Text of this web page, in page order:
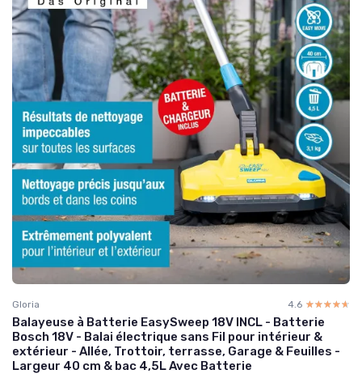
Gloria 4.6 ☆☆☆☆☆
★★★★★
Balayeuse à Batterie EasySweep 18V INCL - Batterie
Bosch 18V - Balai électrique sans Fil pour intérieur &
extérieur - Allée, Trottoir, terrasse, Garage & Feuilles -
Largeur 40 cm & bac 4,5L Avec Batterie